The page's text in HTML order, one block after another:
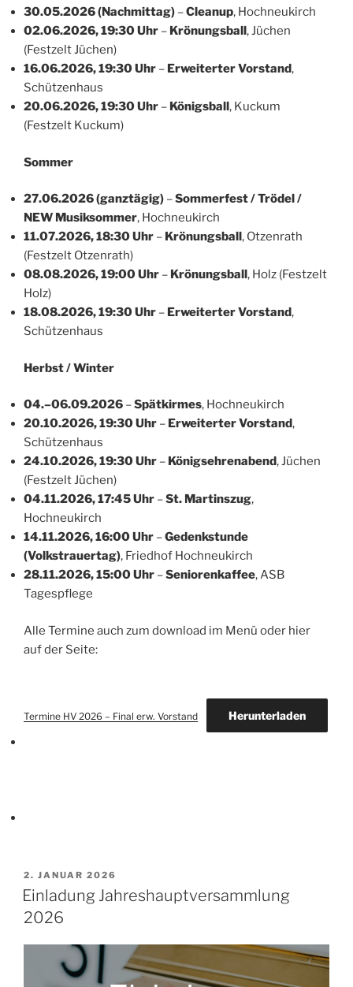
30.05.2026 (Nachmittag) –Cleanup, Hochneukirch
02.06.2026, 19:30 Uhr – Krönungsball , Jüchen
(Festzelt Jüchen)
16.06.2026, 19:30 Uhr – Erweiterter Vorstand,
Schützenhaus
20.06.2026, 19:30 Uhr – Königsball , Kuckum
(Festzelt Kuckum)
Sommer
27.06.2026 (ganztägig) –Sommerfest / Trödel /
NEW Musiksommer, Hochneukirch
11.07.2026, 18:30 Uhr – Krönungsball , Otzenrath
(Festzelt Otzenrath)
08.08.2026, 19:00 Uhr – Krönungsball , Holz (Festzelt
Holz)
18.08.2026, 19:30 Uhr – Erweiterter Vorstand,
Schützenhaus
Herbst / Winter
04.–06.09.2026 –Spätkirmes, Hochneukirch
20.10.2026, 19:30 Uhr – Erweiterter Vorstand,
Schützenhaus
24.10.2026, 19:30 Uhr – Königsehrenabend, Jüchen
(Festzelt Jüchen)
04.11.2026, 17:45 Uhr –St. Martinszug,
Hochneukirch
14.11.2026, 16:00 Uhr –Gedenkstunde
(Volkstrauertag), Friedhof Hochneukirch
28.11.2026, 15:00 Uhr –Seniorenkaffee, ASB
Tagespflege
Alle Termine auch zum download im Menü oder hier
auf der Seite:
Termine HV 2026 – Final erw. Vorstand Herunterladen
VERÖFFENTLICHT
AM
2. JANUAR 2026
Einladung Jahreshauptversammlung
2026